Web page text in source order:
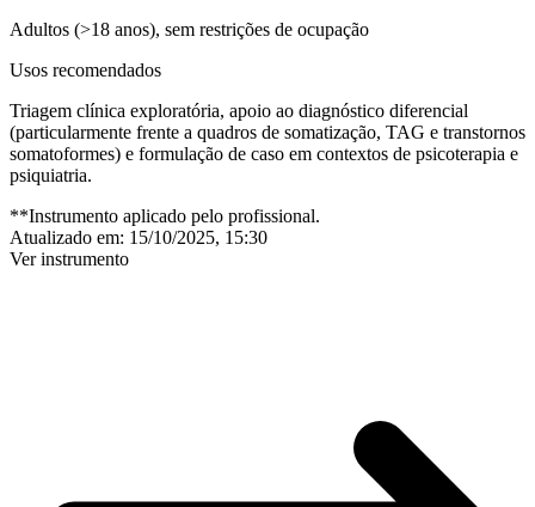
Adultos (>18 anos), sem restrições de ocupação
Usos recomendados
Triagem clínica exploratória, apoio ao diagnóstico diferencial
(particularmente frente a quadros de somatização, TAG e transtornos
somatoformes) e formulação de caso em contextos de psicoterapia e
psiquiatria.
**Instrumento aplicado pelo profissional.
Atualizado em: 15/10/2025, 15:30
Ver instrumento